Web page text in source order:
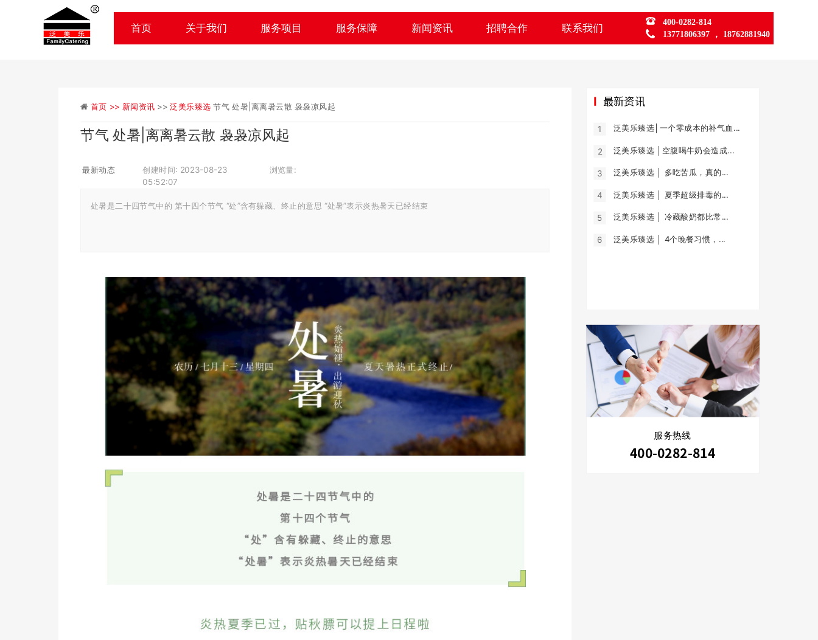
400-0282-814
13771806397 ， 18762881940
首页 关于我们 服务项目 服务保障 新闻资讯 招聘合作 联系我们
节气 处暑|离离暑云散 袅袅凉风起
最新动态
创建时间: 2023-08-23
05:52:07
处暑是二十四节气中的 第十四个节气 “处”含有躲藏、终止的意思 “处暑”表示炎热暑天已经结束
浏览量:
首页 >> 新闻资讯 >>泛美乐臻选 节气 处暑|离离暑云散 袅袅凉风起 最新资讯
泛美乐臻选│一个零成本的补气血...
1
泛美乐臻选 │空腹喝牛奶会造成...
2
泛美乐臻选 │ 多吃苦瓜，真的...
3
泛美乐臻选 │ 夏季超级排毒的...
4
泛美乐臻选 │ 冷藏酸奶都比常...
5
泛美乐臻选 │ 4个晚餐习惯，...
6
服务热线
400-0282-814